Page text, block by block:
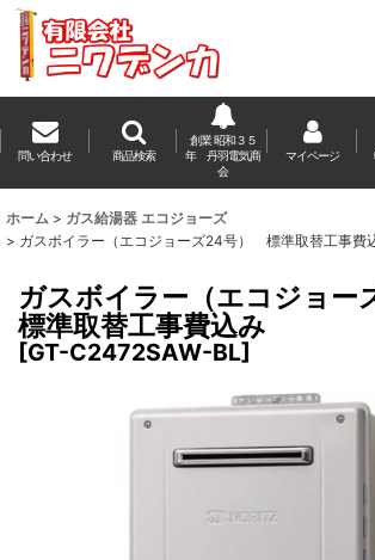
問い合わせ 商品検索
創業 昭和３５
年 丹羽電気商
会
マイページ
ホーム > ガス給湯器 エコジョーズ
> ガスボイラー（エコジョーズ24号） 標準取替工事費
ガスボイラー（エコジョ
標準取替工事費込み
[GT-C2472SAW-BL]